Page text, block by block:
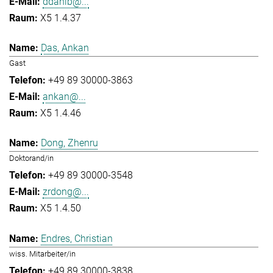
X5 1.4.37
Das, Ankan
Gast
+49 89 30000-3863
ankan@...
X5 1.4.46
Dong, Zhenru
Doktorand/in
+49 89 30000-3548
zrdong@...
X5 1.4.50
Endres, Christian
wiss. Mitarbeiter/in